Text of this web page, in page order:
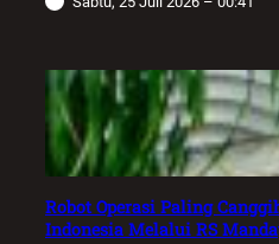
Robot Operasi Paling
Indonesia Melalui RS